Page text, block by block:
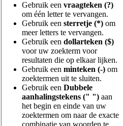
Gebruik een vraagteken (?)
om één letter te vervangen.
Gebruik een sterretje (*) om
meer letters te vervangen.
Gebruik een dollarteken ($)
voor uw zoekterm voor
resultaten die op elkaar lijken.
Gebruik een minteken (-) om
zoektermen uit te sluiten.
Gebruik een Dubbele
aanhalingstekens (" ") aan
het begin en einde van uw
zoektermen om naar de exacte